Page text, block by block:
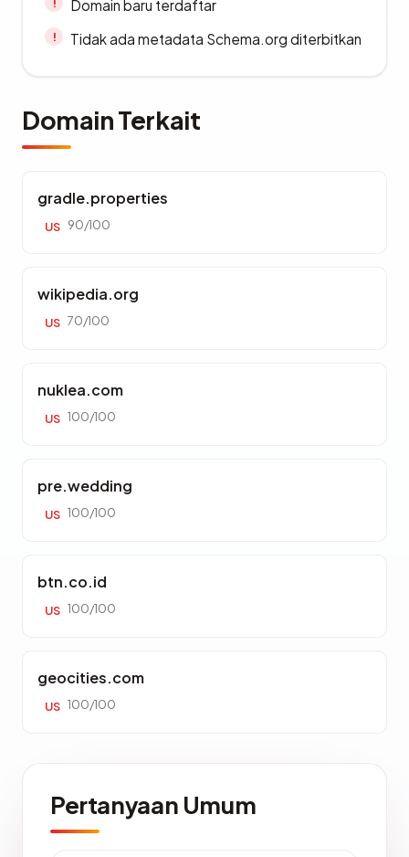
Domain baru terdaftar
Tidak ada metadata Schema.org diterbitkan
Domain Terkait
gradle.properties
US 90/100
wikipedia.org
US 70/100
nuklea.com
US 100/100
pre.wedding
US 100/100
btn.co.id
US 100/100
geocities.com
US 100/100
Pertanyaan Umum